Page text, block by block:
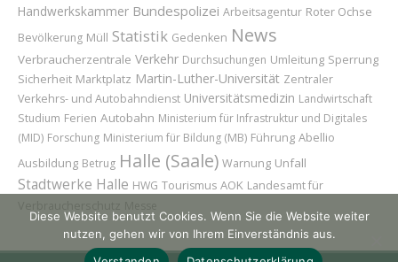
Handwerkskammer Bundespolizei Arbeitsagentur Roter Ochse
Bevölkerung Müll Statistik Gedenken News
Verbraucherzentrale Verkehr Durchsuchungen Umleitung Sperrung
Sicherheit Marktplatz Martin-Luther-Universität Zentraler
Verkehrs- und Autobahndienst Universitätsmedizin Landwirtschaft
Studium Ferien Autobahn Ministerium für Infrastruktur und Digitales
(MID) Forschung Ministerium für Bildung (MB) Führung Abellio
Ausbildung Betrug Halle (Saale) Warnung Unfall
Stadtwerke Halle HWG Tourismus AOK Landesamt für
Diese Website benutzt Cookies. Wenn Sie die Website weiter
nutzen, gehen wir von Ihrem Einverständnis aus.